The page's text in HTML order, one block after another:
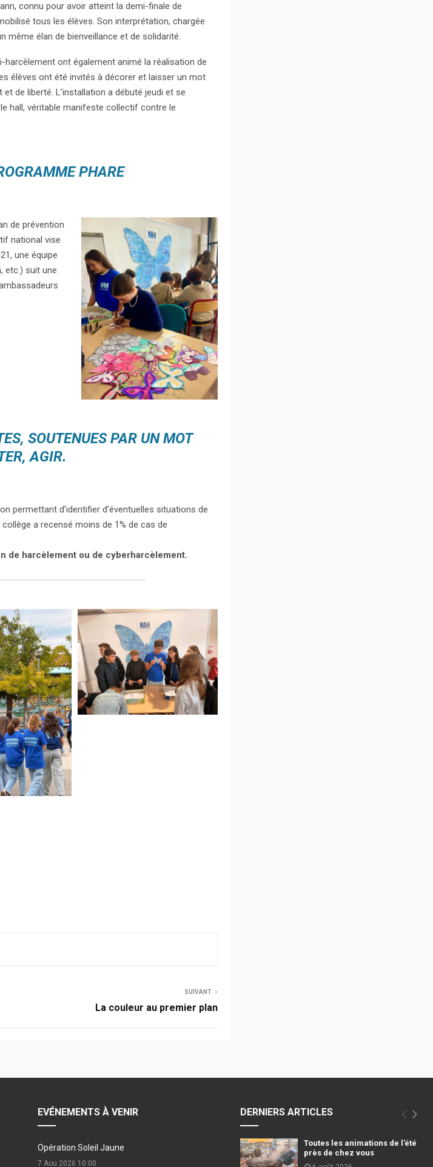
connu pour avoir atteint la demi-finale de
tous les élèves. Son interprétation, chargée
même élan de bienveillance et de solidarité.
ont également animé la réalisation de
élèves ont été invités à décorer et laisser un mot
de liberté. L’installation a débuté jeudi et se
hall, véritable manifeste collectif contre le
PHARE
de prévention
national vise
une équipe
etc.) suit une
SOUTENUES PAR UN MOT
AGIR.
permettant d’identifier d’éventuelles situations de
a recensé moins de 1% de cas de
de harcèlement ou de cyberharcèlement.
SUIVANT
La couleur au premier plan
EVÉNEMENTS À VENIR
Opération Soleil Jaune
7 Aou 2026 10:00
DERNIERS ARTICLES
Toutes les animations de l’été
près de chez vous